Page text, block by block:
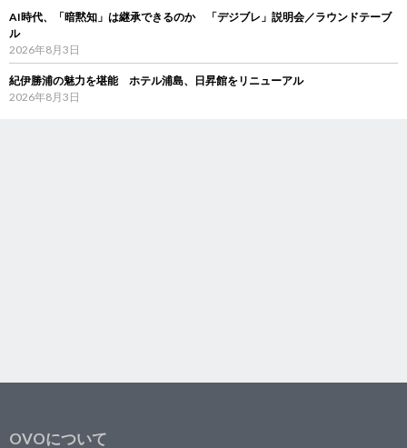
AI時代、「暗黙知」は継承できるのか 「デジブレ」説明会／ラウンドテーブ
ル
2026年8月3日
紀伊勝浦の魅力を堪能 ホテル浦島、日昇館をリニューアル
2026年8月3日
OVOについて